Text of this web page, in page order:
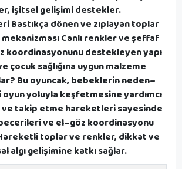
işitsel gelişimi destekler.
Bastıkça dönen ve zıplayan toplar
Canlı renkler ve şeffaf
koordinasyonunu destekleyen yapı
çocuk sağlığına uygun malzeme
Bu oyuncak, bebeklerin neden–
yoluyla keşfetmesine yardımcı
ve takip etme hareketleri sayesinde
ve el–göz koordinasyonu
toplar ve renkler, dikkat ve
algı gelişimine katkı sağlar.